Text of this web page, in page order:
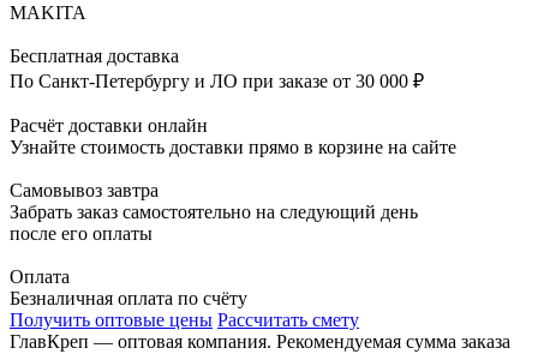
MAKITA
Бесплатная доставка
По Санкт-Петербургу и ЛО при заказе от 30 000 ₽
Расчёт доставки онлайн
Узнайте стоимость доставки прямо в корзине на сайте
Самовывоз завтра
Забрать заказ самостоятельно на следующий день
после его оплаты
Оплата
Безналичная оплата по счёту
Получить оптовые цены Рассчитать смету
ГлавКреп — оптовая компания. Рекомендуемая сумма заказа